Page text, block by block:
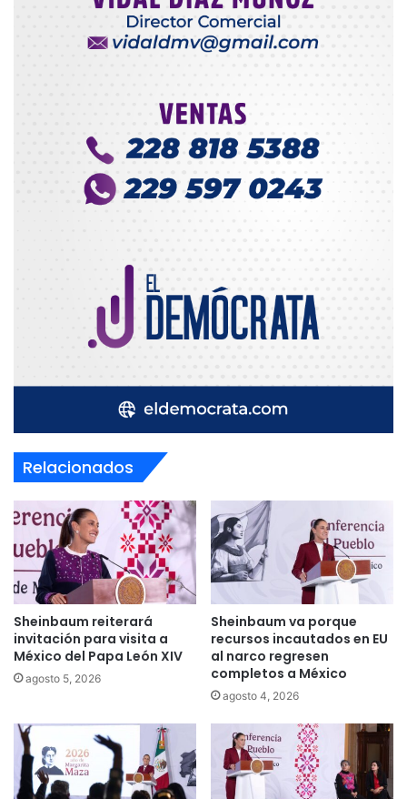
Relacionados
Sheinbaum reiterará
invitación para visita a
México del Papa León XIV
agosto 5, 2026
Sheinbaum va porque
recursos incautados en EU
al narco regresen
completos a México
agosto 4, 2026